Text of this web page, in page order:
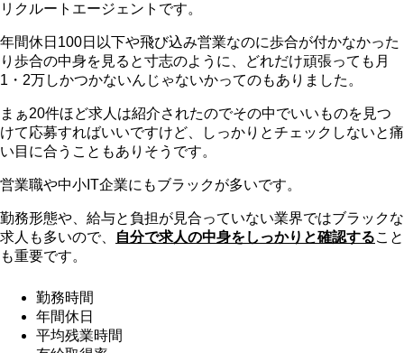
リクルートエージェントです。
年間休日100日以下や飛び込み営業なのに歩合が付かなかった
り歩合の中身を見ると寸志のように、どれだけ頑張っても月
1・2万しかつかないんじゃないかってのもありました。
まぁ20件ほど求人は紹介されたのでその中でいいものを見つ
けて応募すればいいですけど、しっかりとチェックしないと痛
い目に合うこともありそうです。
営業職や中小IT企業にもブラックが多いです。
勤務形態や、給与と負担が見合っていない業界ではブラックな
求人も多いので、
自分で求人の中身をしっかりと確認すること
も重要です。
勤務時間
年間休日
平均残業時間